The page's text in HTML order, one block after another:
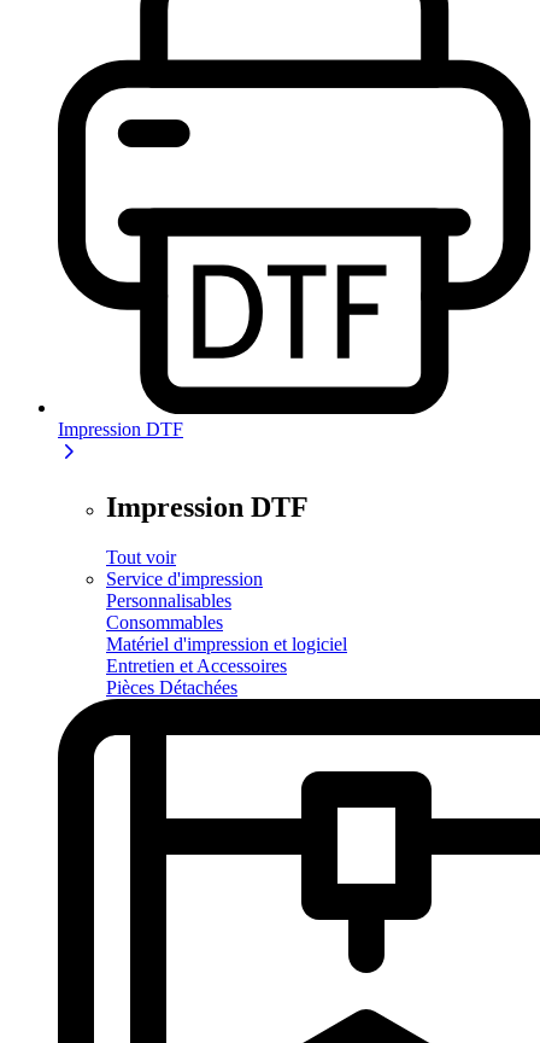
Impression DTF
Impression DTF
Tout voir
Service d'impression
Personnalisables
Consommables
Matériel d'impression et logiciel
Entretien et Accessoires
Pièces Détachées